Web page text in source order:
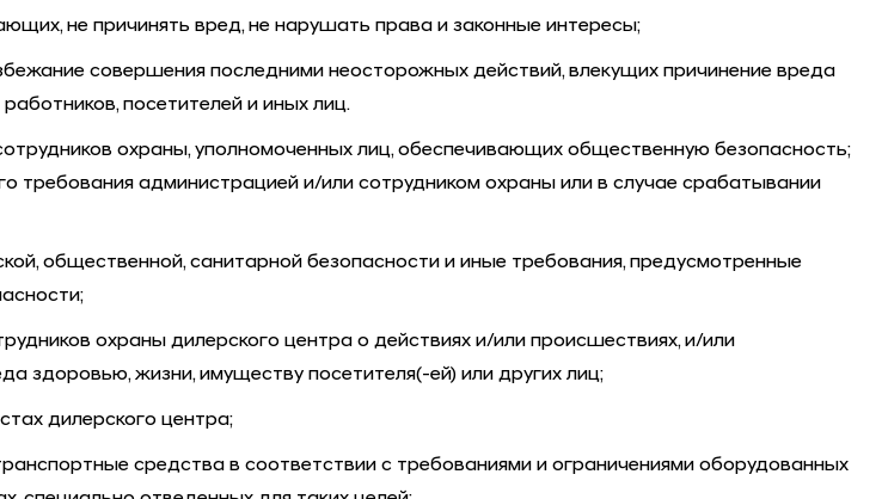
не причинять вред, не нарушать права и законные интересы;
совершения последними неосторожных действий, влекущих причинение вреда
посетителей и иных лиц.
охраны, уполномоченных лиц, обеспечивающих общественную безопасность;
требования администрацией и/или сотрудником охраны или в случае срабатывании
общественной, санитарной безопасности и иные требования, предусмотренные
охраны дилерского центра о действиях и/или происшествиях, и/или
здоровью, жизни, имуществу посетителя(-ей) или других лиц;
дилерского центра;
средства в соответствии с требованиями и ограничениями оборудованных